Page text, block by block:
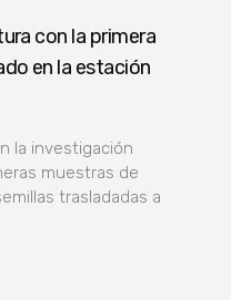
con la primera
en la estación
la investigación
muestras de
trasladadas a